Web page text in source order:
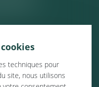
techniques pour
site, nous utilisons